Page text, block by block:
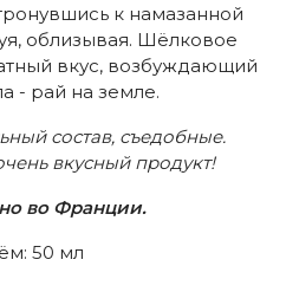
к намазанной
облизывая. Шёлковое
вкус, возбуждающий
- рай на земле.
состав, съедобные.
вкусный продукт!
во Франции.
50 мл